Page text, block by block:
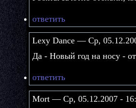
ответить
Lexy Dance — Ср,
Да - Новый год на носу -
ответить
Mort — Ср, 05.12.2007 -